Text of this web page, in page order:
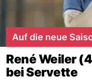
Auf die neue
René Weiler
bei Servette